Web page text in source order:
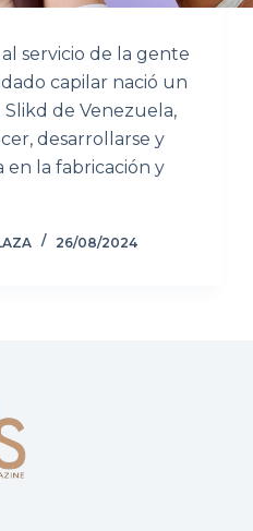
servicio de la gente
capilar nació un
de Venezuela,
desarrollarse y
en la fabricación y
26/08/2024